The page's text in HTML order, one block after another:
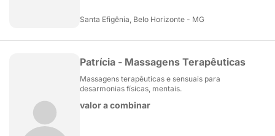
Santa Efigênia, Belo Horizonte - MG
Patrícia - Massagens Terapêuticas
Massagens terapêuticas e sensuais para
desarmonias físicas, mentais.
valor a combinar